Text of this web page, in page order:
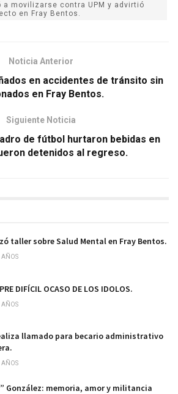
a movilizarse contra UPM y advirtió
en Fray Bentos.
Noticia Anterior
en accidentes de tránsito sin
en Fray Bentos.
Siguiente Noticia
de fútbol hurtaron bebidas en
detenidos al regreso.
taller sobre Salud Mental en Fray Bentos.
AÑOS
DIFÍCIL OCASO DE LOS IDOLOS.
AÑOS
llamado para becario administrativo
AÑOS
González: memoria, amor y militancia